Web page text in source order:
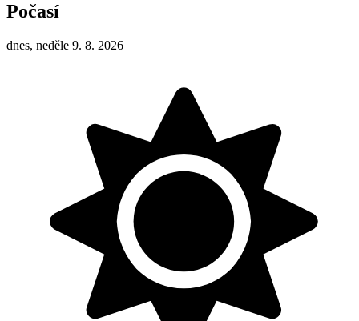
Počasí
dnes, neděle 9. 8. 2026